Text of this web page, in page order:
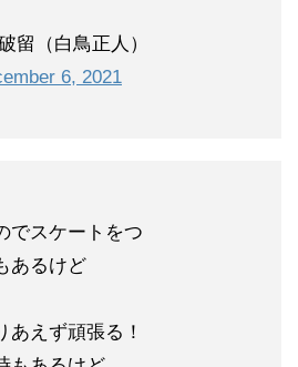
（白鳥正人）
6, 2021
でスケートをつ
あるけど
あえず頑張る！